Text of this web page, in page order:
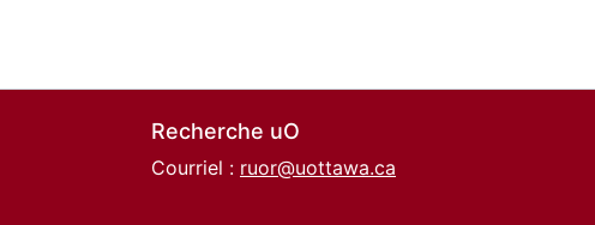
Recherche uO
Courriel : ruor@uottawa.ca